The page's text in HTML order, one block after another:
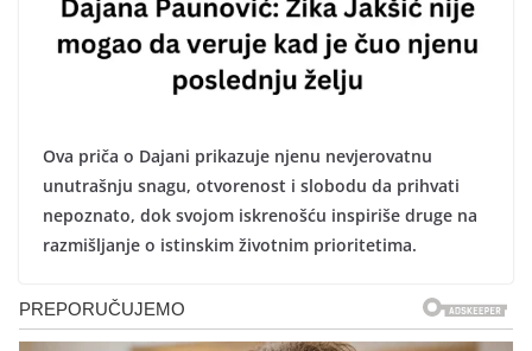
Ova priča o Dajani prikazuje njenu nevjerovatnu
unutrašnju snagu, otvorenost i slobodu da prihvati
nepoznato, dok svojom iskrenošću inspiriše druge na
razmišljanje o istinskim životnim prioritetima.